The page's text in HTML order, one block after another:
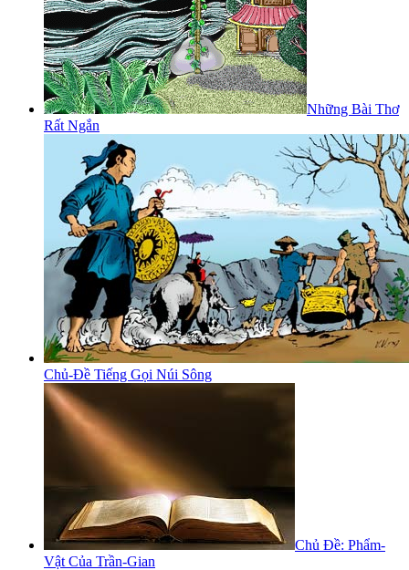
Những Bài Thơ
Rất Ngắn
Chủ-Đề Tiếng Gọi Núi Sông
Chủ Đề: Phẩm-
Vật Của Trần-Gian